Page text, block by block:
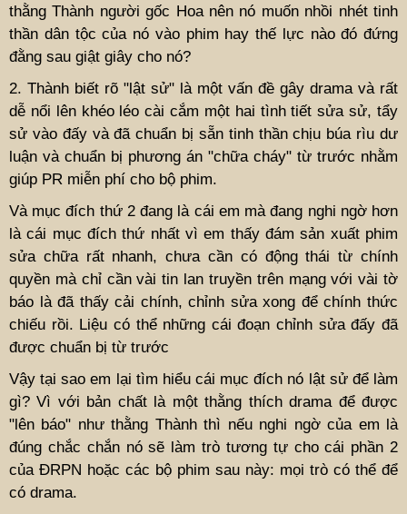
thằng Thành người gốc Hoa nên nó muốn nhồi nhét tinh
thần dân tộc của nó vào phim hay thế lực nào đó đứng
đằng sau giật giây cho nó?
2. Thành biết rõ "lật sử" là một vấn đề gây drama và rất
dễ nổi lên khéo léo cài cắm một hai tình tiết sửa sử, tẩy
sử vào đấy và đã chuẩn bị sẵn tinh thần chịu búa rìu dư
luận và chuẩn bị phương án "chữa cháy" từ trước nhằm
giúp PR miễn phí cho bộ phim.
Và mục đích thứ 2 đang là cái em mà đang nghi ngờ hơn
là cái mục đích thứ nhất vì em thấy đám sản xuất phim
sửa chữa rất nhanh, chưa cần có động thái từ chính
quyền mà chỉ cần vài tin lan truyền trên mạng với vài tờ
báo là đã thấy cải chính, chỉnh sửa xong để chính thức
chiếu rồi. Liệu có thể những cái đoạn chỉnh sửa đấy đã
được chuẩn bị từ trước
Vậy tại sao em lại tìm hiểu cái mục đích nó lật sử để làm
gì? Vì với bản chất là một thằng thích drama để được
"lên báo" như thằng Thành thì nếu nghi ngờ của em là
đúng chắc chắn nó sẽ làm trò tương tự cho cái phần 2
của ĐRPN hoặc các bộ phim sau này: mọi trò có thể để
có drama.